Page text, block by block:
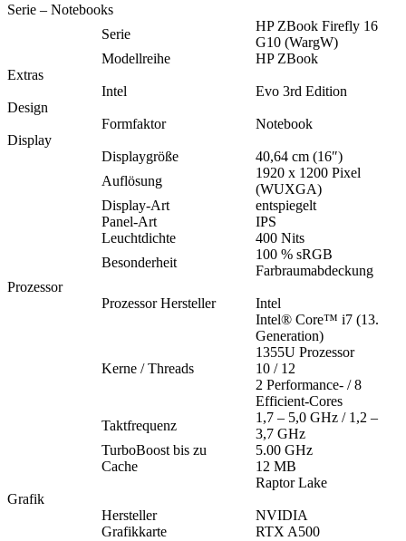
Serie – Notebooks
Serie
HP ZBook Firefly 16
G10 (WargW)
Modellreihe
HP ZBook
Extras
Intel
Evo 3rd Edition
Design
Formfaktor
Notebook
Display
Displaygröße
40,64 cm (16″)
Auflösung
1920 x 1200 Pixel
(WUXGA)
Display-Art
entspiegelt
Panel-Art
IPS
Leuchtdichte
400 Nits
Besonderheit
100 % sRGB
Farbraumabdeckung
Prozessor
Prozessor Hersteller
Intel
Intel® Core™ i7 (13.
Generation)
1355U Prozessor
Kerne / Threads
10 / 12
2 Performance- / 8
Efficient-Cores
Taktfrequenz
1,7 – 5,0 GHz / 1,2 –
3,7 GHz
TurboBoost bis zu
5.00 GHz
Cache
12 MB
Raptor Lake
Grafik
Hersteller
NVIDIA
Grafikkarte
RTX A500